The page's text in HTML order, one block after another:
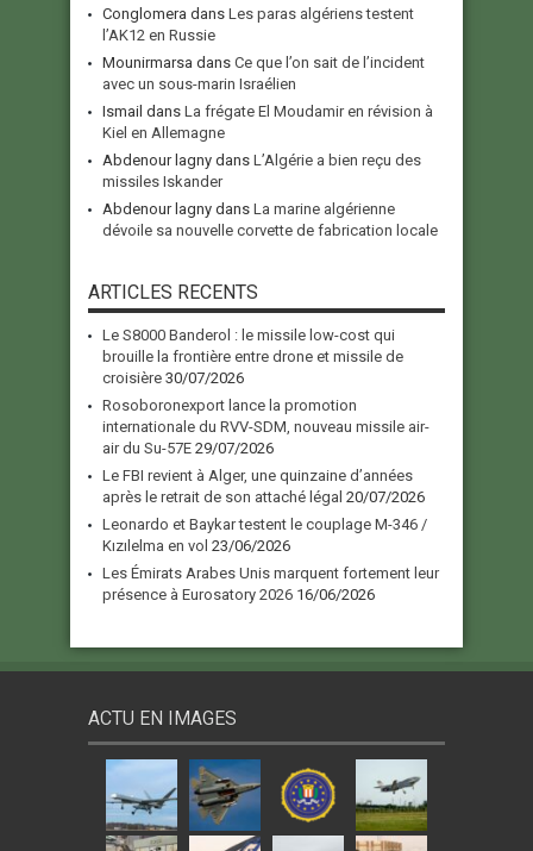
Conglomera dans Les paras algériens testent
l’AK12 en Russie
Mounirmarsa dans Ce que l’on sait de l’incident
avec un sous-marin Israélien
Ismail dans La frégate El Moudamir en révision à
Kiel en Allemagne
Abdenour lagny dans L’Algérie a bien reçu des
missiles Iskander
Abdenour lagny dans La marine algérienne
dévoile sa nouvelle corvette de fabrication locale
ARTICLES RECENTS
Le S8000 Banderol : le missile low-cost qui
brouille la frontière entre drone et missile de
croisière 30/07/2026
Rosoboronexport lance la promotion
internationale du RVV-SDM, nouveau missile air-
air du Su-57E 29/07/2026
Le FBI revient à Alger, une quinzaine d’années
après le retrait de son attaché légal 20/07/2026
Leonardo et Baykar testent le couplage M-346 /
Kızılelma en vol 23/06/2026
Les Émirats Arabes Unis marquent fortement leur
présence à Eurosatory 2026 16/06/2026
ACTU EN IMAGES